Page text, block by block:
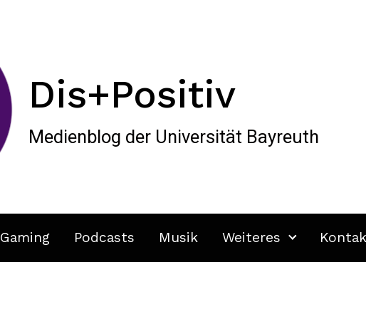
Dis+Positiv
Medienblog der Universität Bayreuth
Gaming Podcasts Musik Weiteres